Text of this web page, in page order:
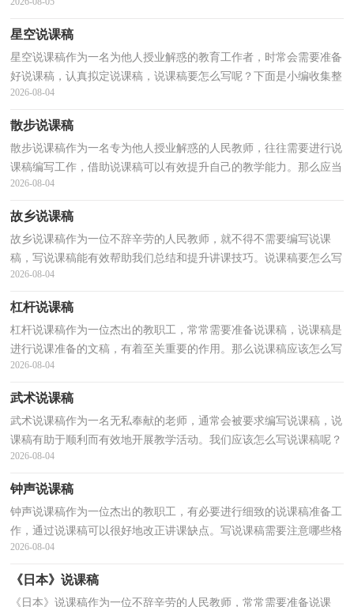
助我们总结以往思想，发扬成绩，让我们来为自己写一...
星空说课稿
星空说课稿作为一名为他人授业解惑的教育工作者，时常会需要准备
好说课稿，认真拟定说课稿，说课稿要怎么写呢？下面是小编收集整
理的星空说课稿，欢迎阅读与收藏。星空说课稿1大家好...
2026-08-04
散步说课稿
散步说课稿作为一名专为他人授业解惑的人民教师，往往需要进行说
课稿编写工作，借助说课稿可以有效提升自己的教学能力。那么应当
如何写说课稿呢？下面是小编为大家整理的散步说课...
2026-08-04
故乡说课稿
故乡说课稿作为一位不辞辛劳的人民教师，就不得不需要编写说课
稿，写说课稿能有效帮助我们总结和提升讲课技巧。说课稿要怎么写
呢？下面是小编整理的故乡说课稿，供大家参考借鉴，希望...
2026-08-04
杠杆说课稿
杠杆说课稿作为一位杰出的教职工，常常需要准备说课稿，说课稿是
进行说课准备的文稿，有着至关重要的作用。那么说课稿应该怎么写
才合适呢？下面是小编为大家收集的杠杆说课稿，欢迎大...
2026-08-04
武术说课稿
武术说课稿作为一名无私奉献的老师，通常会被要求编写说课稿，说
课稿有助于顺利而有效地开展教学活动。我们应该怎么写说课稿呢？
以下是小编收集整理的武术说课稿，欢迎阅读，希望大家...
2026-08-04
钟声说课稿
钟声说课稿作为一位杰出的教职工，有必要进行细致的说课稿准备工
作，通过说课稿可以很好地改正讲课缺点。写说课稿需要注意哪些格
式呢？下面是小编收集整理的钟声说课稿，仅供参考，希...
2026-08-04
《日本》说课稿
《日本》说课稿作为一位不辞辛劳的人民教师，常常需要准备说课